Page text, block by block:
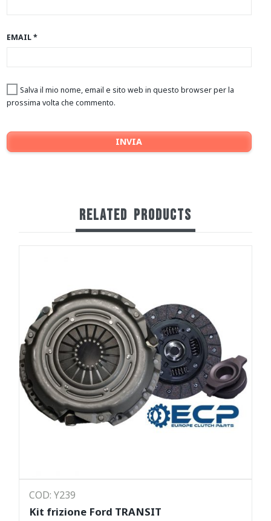
EMAIL*
Salva il mio nome, email e sito web in questo browser per la
prossima volta che commento.
RELATED PRODUCTS
COD: Y239
Kit frizione Ford TRANSIT